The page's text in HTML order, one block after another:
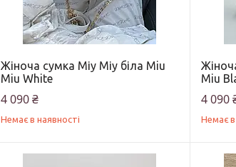
Жіноча сумка Міу Міу біла Miu
Miu White
4 090 ₴
Немає в наявності
Miu
4 090
Немає в